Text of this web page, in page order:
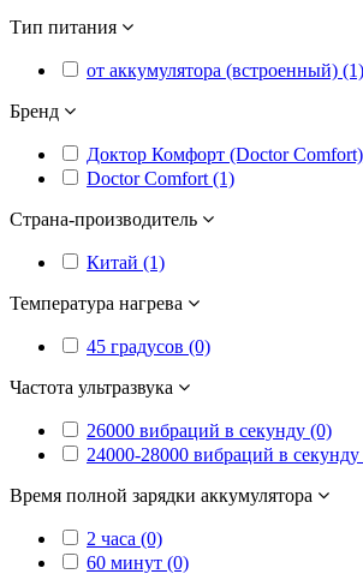
Тип питания
от аккумулятора (встроенный) (1)
Бренд
Доктор Комфорт (Doctor
Doctor Comfort (1)
Страна-производитель
Китай (1)
Температура нагрева
45 градусов (0)
Частота ультразвука
26000 вибраций в секунду (0)
24000-28000 вибраций в
Время полной зарядки аккумулятора
2 часа (0)
60 минут (0)